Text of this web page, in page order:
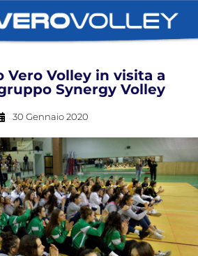
Vero Volley in visita a
Synergy Volley
30 Gennaio 2020